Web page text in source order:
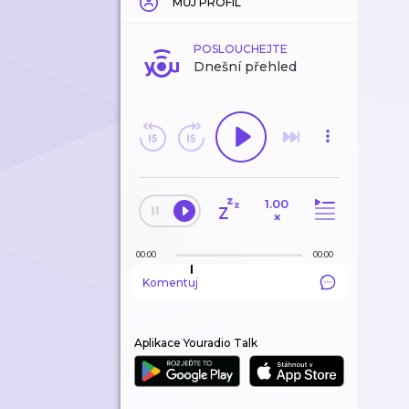
POSLOUCHEJTE
Dnešní přehled
1.00
×
00:00 00:00
Komentuj
Aplikace Youradio Talk